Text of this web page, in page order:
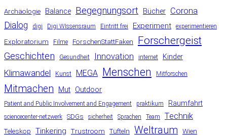
Archäologie Balance Begegnungsort Bücher Corona
Dialog
digi Digi WIssensraum Eintritt frei Experiment experimentieren
Exploratorium Filme ForschenStattFaken Forschergeist
Geschichten Gesundheit Innovation internet Kinder
Klimawandel Kunst MEGA Menschen Mitforschen
Mitmachen Mut Outdoor
Patient and Public Involvement and Engagement praktikum Raumfahrt
sciencecenter-netzwerk SDGs sicherheit Sprachen Team Technik
Teleskop Tinkering Trustroom Tüfteln Weltraum Wien